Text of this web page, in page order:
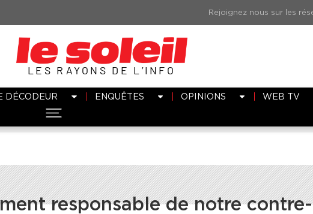
LES RAYONS DE L’INFO
DÉCODEUR ENQUÊTES OPINIONS WEB TV
responsable de notre contre-